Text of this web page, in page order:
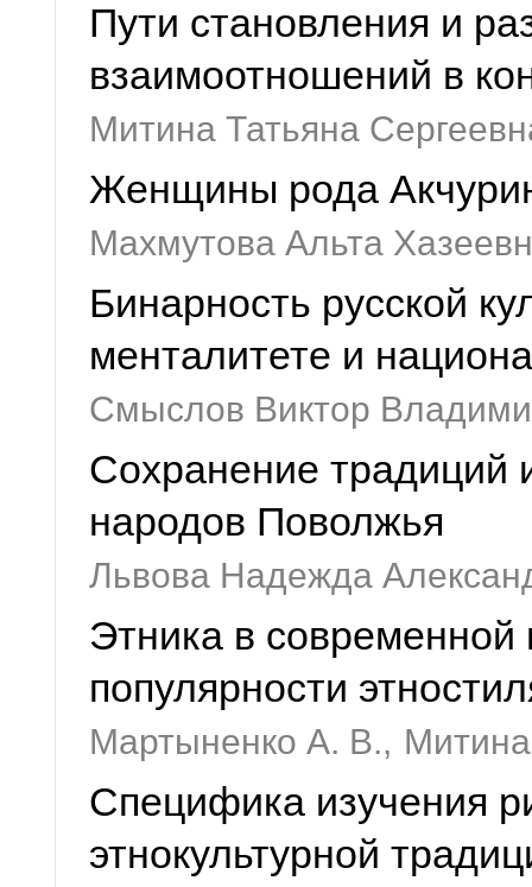
Пути становления и
взаимоотношений в
Митина Татьяна
Женщины рода
Махмутова Альта
Бинарность русской
менталитете и
Смыслов Виктор
Сохранение традиций
народов Поволжья
Львова Надежда
Этника в современной
популярности
Мартыненко А. В.,
Специфика изучения
этнокультурной